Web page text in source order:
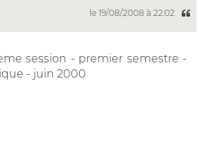
le 19/08/2008 à 22:02
session - premier semestre -
- juin 2000